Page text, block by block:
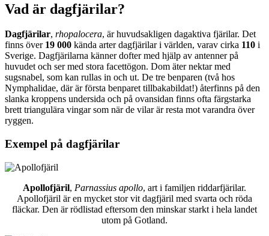
Vad är dagfjärilar?
Dagfjärilar, rhopalocera, är huvudsakligen dagaktiva fjärilar. Det
finns över 19 000 kända arter dagfjärilar i världen, varav cirka 110 i
Sverige. Dagfjärilarna känner dofter med hjälp av antenner på
huvudet och ser med stora facettögon. Dom äter nektar med
sugsnabel, som kan rullas in och ut. De tre benparen (två hos
Nymphalidae, där är första benparet tillbakabildat!) återfinns på den
slanka kroppens undersida och på ovansidan finns ofta färgstarka
brett triangulära vingar som när de vilar är resta mot varandra över
ryggen.
Exempel på dagfjärilar
Apollofjäril, Parnassius apollo, art i familjen riddarfjärilar.
Apollofjäril är en mycket stor vit dagfjäril med svarta och röda
fläckar. Den är rödlistad eftersom den minskar starkt i hela landet
utom på Gotland.